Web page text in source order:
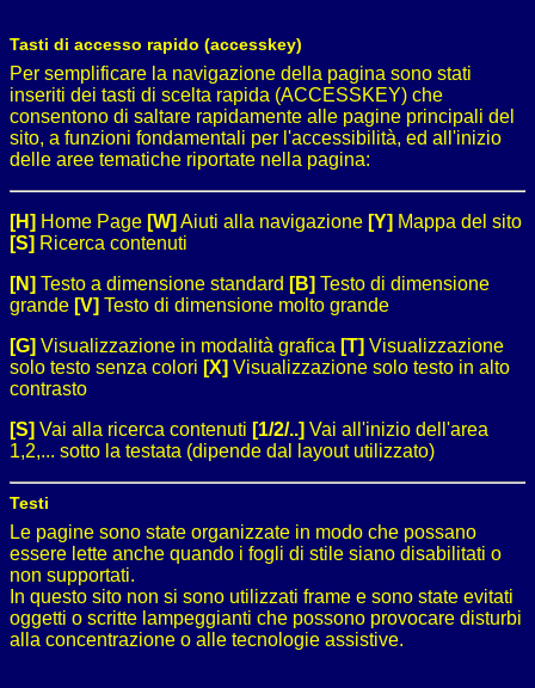
Tasti di accesso rapido (accesskey)
Per semplificare la navigazione della pagina sono stati
inseriti dei tasti di scelta rapida (ACCESSKEY) che
consentono di saltare rapidamente alle pagine principali del
sito, a funzioni fondamentali per l'accessibilità, ed all'inizio
delle aree tematiche riportate nella pagina:
[H] Home Page [W] Aiuti alla navigazione [Y] Mappa del sito
[S] Ricerca contenuti
[N] Testo a dimensione standard [B] Testo di dimensione
grande [V] Testo di dimensione molto grande
[G] Visualizzazione in modalità grafica [T] Visualizzazione
solo testo senza colori [X] Visualizzazione solo testo in alto
contrasto
[S] Vai alla ricerca contenuti [1/2/..] Vai all'inizio dell'area
1,2,... sotto la testata (dipende dal layout utilizzato)
Testi
Le pagine sono state organizzate in modo che possano
essere lette anche quando i fogli di stile siano disabilitati o
non supportati.
In questo sito non si sono utilizzati frame e sono state evitati
oggetti o scritte lampeggianti che possono provocare disturbi
alla concentrazione o alle tecnologie assistive.